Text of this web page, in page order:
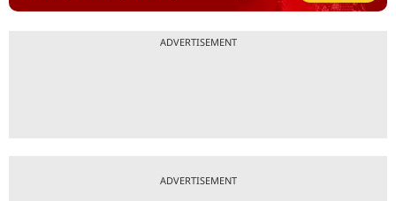
ADVERTISEMENT
ADVERTISEMENT